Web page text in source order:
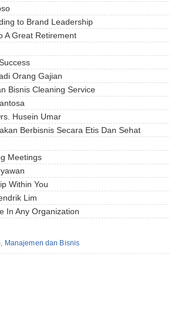
to Brand Leadership
A Great Retirement
Orang Gajian
Bisnis Cleaning Service
Husein Umar
Berbisnis Secara Etis Dan Sehat
Meetings
Within You
Lim
In Any Organization
, Manajemen dan Bisnis